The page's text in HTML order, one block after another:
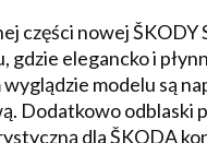
części nowej ŠKODY
gdzie elegancko i
modelu są
Dodatkowo odblaski
dla ŠKODA